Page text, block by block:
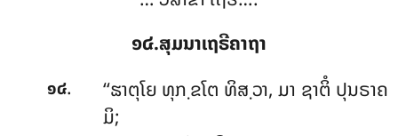
໑໔.ສຸມນາເຖຣີຄາຖາ
໑໔.
‘‘ຘາຕຸໂຍ ທຸກ຺ຂໂຕ ທິສ຺ວາ, ມາ ຊາຕິໍ ປຸນຣາຄ
ມິ;